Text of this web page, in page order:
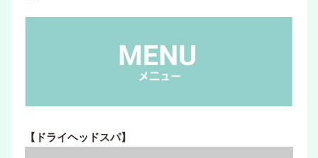
【ドライヘッドスパ】